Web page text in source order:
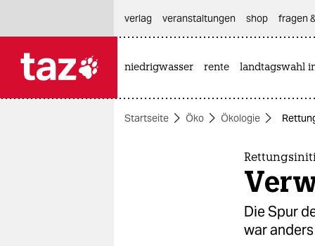
themen
verlag
veranstaltungen shop fragen
niedrigwasser rente landtagswahl
Startseite Öko Ökologie
Die Spur
war